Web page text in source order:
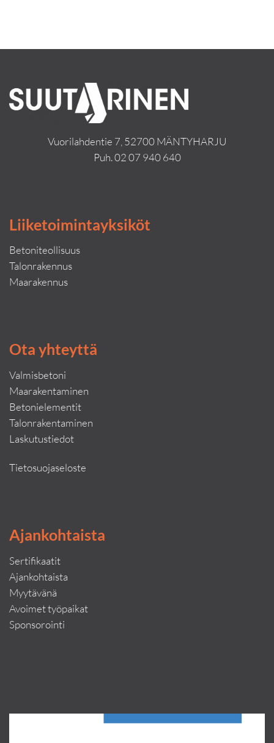
Vuorilahdentie 7, 52700 MÄNTYHARJU
Puh.02 07 940 640
Liiketoimintayksiköt
Betoniteollisuus
Talonrakennus
Maarakennus
Ota yhteyttä
Valmisbetoni
Maarakentaminen
Betonielementit
Talonrakentaminen
Laskutustiedot
Tietosuojaseloste
Ajankohtaista
Sertifikaatit
Ajankohtaista
Myytävänä
Avoimet työpaikat
Sponsorointi